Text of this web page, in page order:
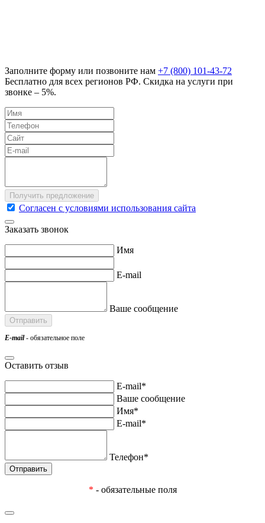
Заполните форму или позвоните нам +7 (800) 101-43-72
Бесплатно для всех регионов РФ. Скидка на услуги при
звонке – 5%.
Согласен с условиями использования сайта
Заказать звонок
Имя
E-mail
Ваше сообщение
E-mail- обязательное поле
Оставить отзыв
E-mail*
Ваше сообщение
Имя*
E-mail*
Телефон*
* - обязательные поля